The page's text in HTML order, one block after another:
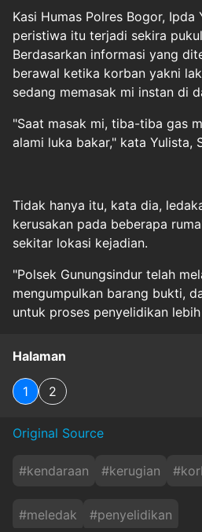
Kasi Humas Polres Bogor, Ipda
peristiwa itu terjadi sekira
Berdasarkan informasi yang
berawal ketika korban yakni
sedang memasak mi instan di
"Saat masak mi, tiba-tiba gas
alami luka bakar," kata Yulista,
Tidak hanya itu, kata dia,
kerusakan pada beberapa
sekitar lokasi kejadian.
"Polsek Gunungsindur telah
mengumpulkan barang bukti,
untuk proses penyelidikan
Halaman
1 2
Original Source
#kendaraan #kerugian #
#meledak #penyelidikan